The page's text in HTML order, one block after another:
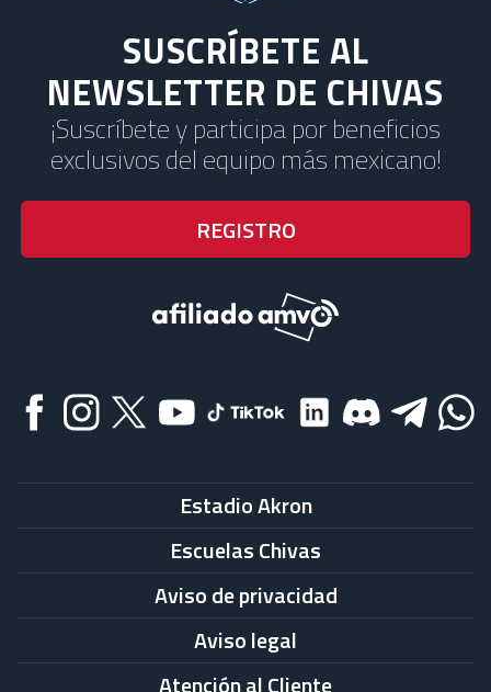
SUSCRÍBETE AL
NEWSLETTER DE CHIVAS
¡Suscríbete y participa por beneficios
exclusivos del equipo más mexicano!
Estadio Akron
Escuelas Chivas
Aviso de privacidad
Aviso legal
Atención al Cliente